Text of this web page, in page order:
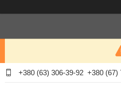
+380 (63) 306-39-92 +380 (67)